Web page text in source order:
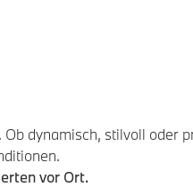
dynamisch, stilvoll oder
vor Ort.